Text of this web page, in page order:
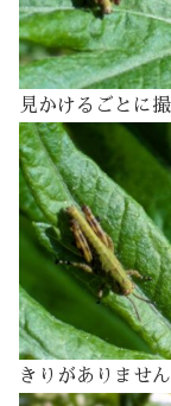
見かけるごとに
きりがありませ